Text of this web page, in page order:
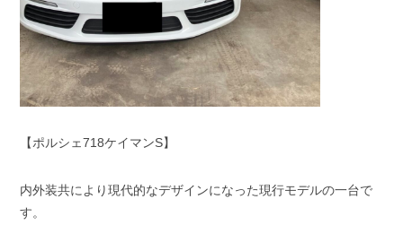
【ポルシェ718ケイマンS】
内外装共により現代的なデザインになった現行モデルの一台で
す。